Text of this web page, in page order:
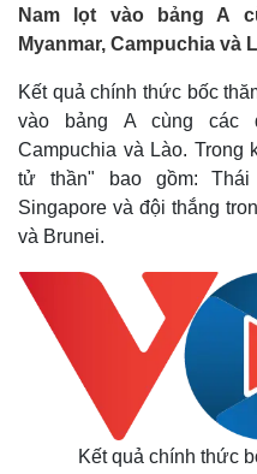
Nam lọt vào bảng A
Myanmar, Campuchia và
Kết quả chính thức bốc
vào bảng A cùng các
Campuchia và Lào. Trong
tử thần" bao gồm: Thái
Singapore và đội thắng
và Brunei.
Kết quả chính thức